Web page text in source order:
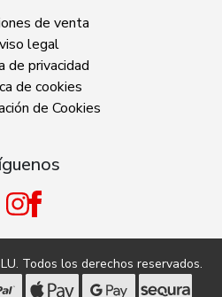
de venta
legal
de privacidad
de cookies
de Cookies
. Todos los derechos reservados.